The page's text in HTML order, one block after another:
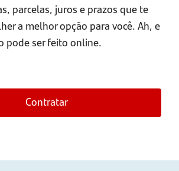
parcelas, juros e prazos que te
a melhor opção para você. Ah, e
pode ser feito online.
Contratar